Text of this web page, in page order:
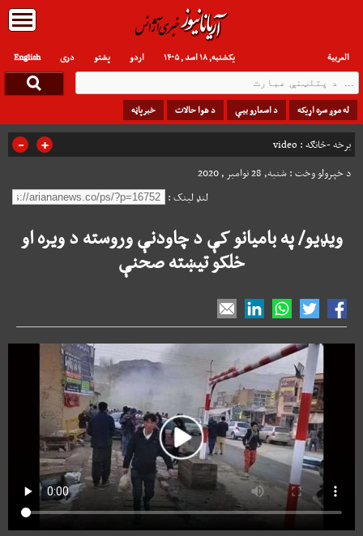
English دری پشتو العربیة اردو یکشنبه, ۱۸ اسد , ۱۴۰۵
له موږ سره اړیکه د اسعارو بیې د هوا حالات خبرپاڼه
برخه -څانګه : video
- +
د خپرولو وخت : شنبه, 28 نوامبر , 2020
لنډ لینک :
ویډیو/ په بامیانو کې د چاودنې وروسته د ویره او
خلکو تیښته صحنې